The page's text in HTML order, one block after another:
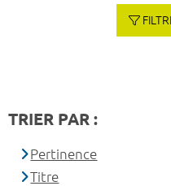
TRIER PAR :
Pertinence
Titre